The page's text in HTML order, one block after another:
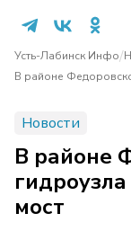
Усть-Лабинск Инфо/
В районе
Новости
В районе
мост